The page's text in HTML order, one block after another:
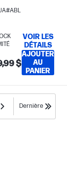
512 Go Disque
AMD
840M
$
VOIR LES
DÉTAILS
AJOUTER
AU
PANIER
Dernière